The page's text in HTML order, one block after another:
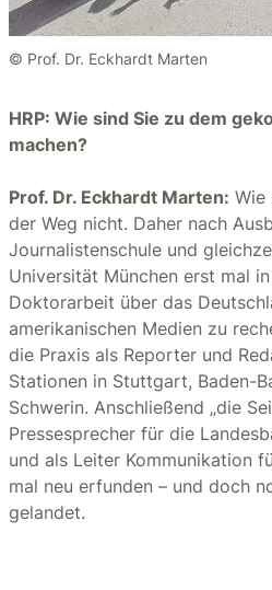
© Prof. Dr. Eckhardt Marten
HRP: Wie sind Sie zu dem
machen?
Prof. Dr. Eckhardt Marten: Wie
der Weg nicht. Daher nach
Journalistenschule und
Universität München erst mal
Doktorarbeit über das
amerikanischen Medien zu
die Praxis als Reporter und
Stationen in Stuttgart, Baden-
Schwerin. Anschließend „die
Pressesprecher für die
und als Leiter Kommunikation
mal neu erfunden – und doch
gelandet.